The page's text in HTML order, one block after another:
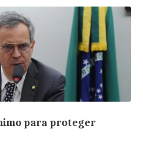
para proteger